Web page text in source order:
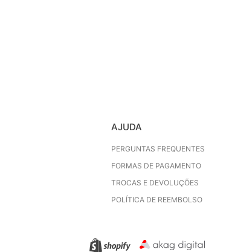
AJUDA
PERGUNTAS FREQUENTES
FORMAS DE PAGAMENTO
TROCAS E DEVOLUÇÕES
POLÍTICA DE REEMBOLSO